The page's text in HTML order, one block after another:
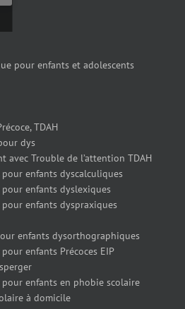
pour enfants et adolescents
TDAH
dys
avec Trouble de l’attention TDAH
enfants dyscalculiques
enfants dyslexiques
enfants dyspraxiques
enfants dysorthographiques
enfants Précoces EIP
enfants en phobie scolaire
à domicile